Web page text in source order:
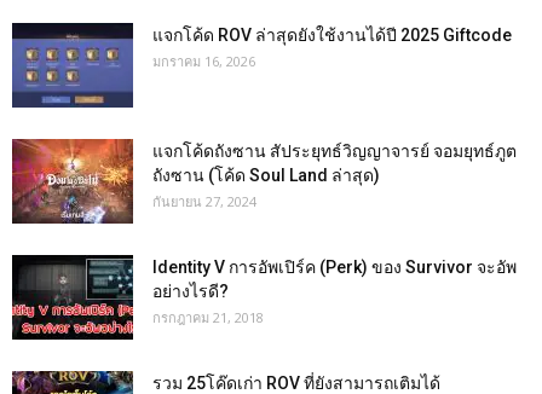
แจกโค้ด ROV ล่าสุดยังใช้งานได้ปี 2025 Giftcode
มกราคม 16, 2026
แจกโค้ดถังซาน สัประยุทธ์วิญญาจารย์ จอมยุทธ์ภูต
ถังซาน (โค้ด Soul Land ล่าสุด)
กันยายน 27, 2024
Identity V การอัพเปิร์ค (Perk) ของ Survivor จะอัพ
อย่างไรดี?
กรกฎาคม 21, 2018
รวม 25โค๊ดเก่า ROV ที่ยังสามารถเติมได้